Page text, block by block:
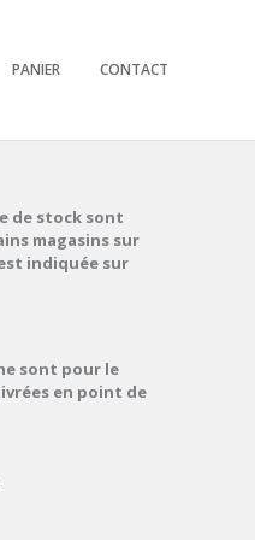
PANIER CONTACT
de stock sont
magasins sur
indiquée sur
sont pour le
en point de